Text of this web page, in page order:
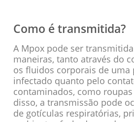
Como é transmitida?
A Mpox pode ser
maneiras, tanto através do
os fluidos corporais de uma
infectado quanto pelo
contaminados, como
disso, a transmissão pode
de gotículas respiratórias,